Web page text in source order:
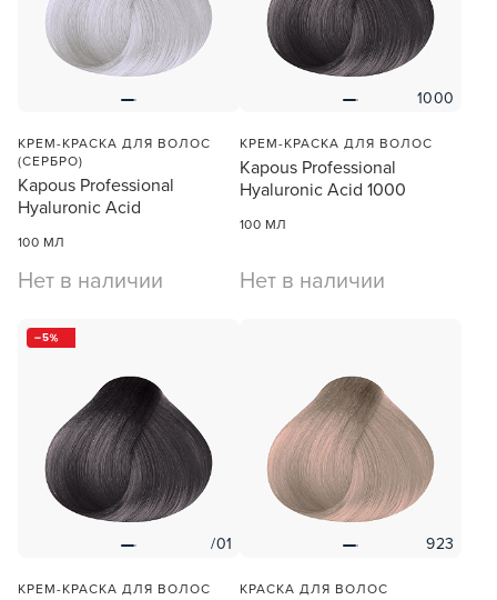
КРЕМ-КРАСКА ДЛЯ ВОЛОС
(СЕРБРО)
Kapous Professional
Hyaluronic Acid
100 МЛ
Нет в наличии
1000
КРЕМ-КРАСКА ДЛЯ ВОЛОС
Kapous Professional
Hyaluronic Acid 1000
100 МЛ
Нет в наличии
5
/01
КРЕМ-КРАСКА ДЛЯ ВОЛОС
923
КРАСКА ДЛЯ ВОЛОС